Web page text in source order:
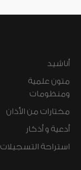
أناشيد
متون علمية
ومنظومات
مختارات من الأذان
أدعية و أذكار
استراحة التسجيلات